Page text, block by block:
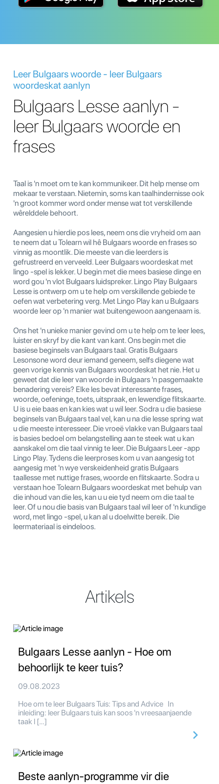
Leer Bulgaars woorde - leer Bulgaars
woordeskat aanlyn
Bulgaars Lesse aanlyn -
leer Bulgaars woorde en
frases
Taal is 'n moet om te kan kommunikeer. Dit help mense om
mekaar te verstaan. Nietemin, soms kan taalhindernisse ook
'n groot kommer word onder mense wat tot verskillende
wêrelddele behoort.
Aangesien u hierdie pos lees, neem ons die vryheid om aan
te neem dat u Tolearn wil hê Bulgaars woorde en frases so
vinnig as moontlik. Die meeste van die leerders is
gefrustreerd en verveeld. Leer Bulgaars woordeskat met
lingo -spel is lekker. U begin met die mees basiese dinge en
word gou 'n vlot Bulgaars luidspreker. Lingo Play Bulgaars
Lesse is ontwerp om u te help om verskillende gebiede te
oefen wat verbetering verg. Met Lingo Play kan u Bulgaars
woorde leer op 'n manier wat buitengewoon aangenaam is.
Ons het 'n unieke manier gevind om u te help om te leer lees,
luister en skryf by die kant van kant. Ons begin met die
basiese beginsels van Bulgaars taal. Gratis Bulgaars
Lesonsone word deur iemand geneem, selfs diegene wat
geen vorige kennis van Bulgaars woordeskat het nie. Het u
geweet dat die leer van woorde in Bulgaars 'n pasgemaakte
benadering vereis? Elke les bevat interessante frases,
woorde, oefeninge, toets, uitspraak, en lewendige flitskaarte.
U is u eie baas en kan kies wat u wil leer. Sodra u die basiese
beginsels van Bulgaars taal vel, kan u na die lesse spring wat
u die meeste interesseer. Die vroeë vlakke van Bulgaars taal
is basies bedoel om belangstelling aan te steek wat u kan
aanskakel om die taal vinnig te leer. Die Bulgaars Leer -app
Lingo Play. Tydens die leerproses kom u van aangesig tot
aangesig met 'n wye verskeidenheid gratis Bulgaars
taallesse met nuttige frases, woorde en flitskaarte. Sodra u
verstaan ​​hoe Tolearn Bulgaars woordeskat met behulp van
die inhoud van die les, kan u u eie tyd neem om die taal te
leer. Of u nou die basis van Bulgaars taal wil leer of 'n kundige
word, met lingo -spel, u kan al u doelwitte bereik. Die
leermateriaal is eindeloos.
Artikels
Bulgaars Lesse aanlyn - Hoe om
behoorlijk te keer tuis?
09.08.2023
Hoe om te leer Bulgaars Tuis: Tips and Advice In
inleiding: leer Bulgaars tuis kan soos 'n vreesaanjaende
taak l […]
Beste aanlyn-programme vir die